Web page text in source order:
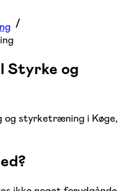
Styrke og
og styrketræning i Køge,